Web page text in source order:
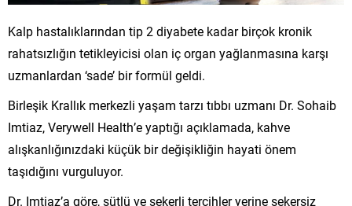
Kalp hastalıklarından tip 2 diyabete kadar birçok kronik
rahatsızlığın tetikleyicisi olan iç organ yağlanmasına karşı
uzmanlardan ‘sade’ bir formül geldi.
Birleşik Krallık merkezli yaşam tarzı tıbbı uzmanı Dr. Sohaib
Imtiaz, Verywell Health’e yaptığı açıklamada, kahve
alışkanlığınızdaki küçük bir değişikliğin hayati önem
taşıdığını vurguluyor.
Dr. Imtiaz’a göre, sütlü ve şekerli tercihler yerine şekersiz